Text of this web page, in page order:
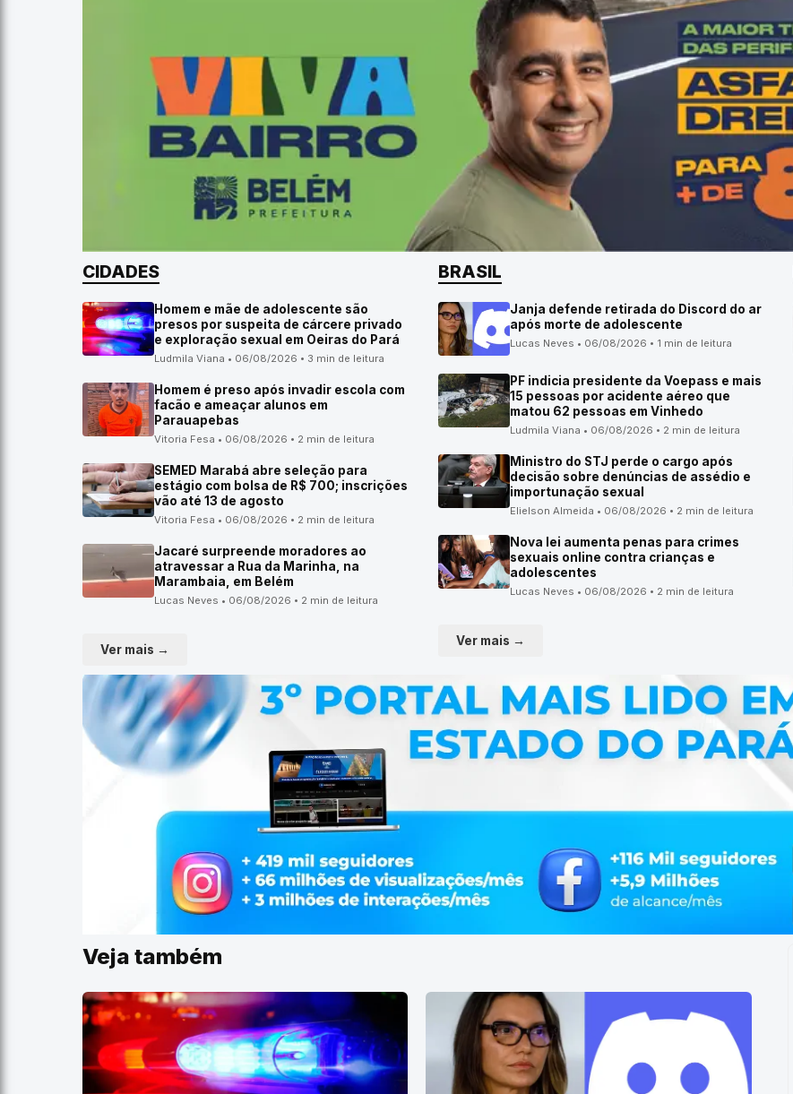
CIDADES
Homem e mãe de adolescente são
presos por suspeita de cárcere privado
e exploração sexual em Oeiras do Pará
Ludmila Viana • 06/08/2026 • 3 min de leitura
Homem é preso após invadir escola com
facão e ameaçar alunos em
Parauapebas
Vitoria Fesa • 06/08/2026 • 2 min de leitura
SEMED Marabá abre seleção para
estágio com bolsa de R$ 700; inscrições
vão até 13 de agosto
Vitoria Fesa • 06/08/2026 • 2 min de leitura
Jacaré surpreende moradores ao
atravessar a Rua da Marinha, na
Marambaia, em Belém
Lucas Neves • 06/08/2026 • 2 min de leitura
Ver mais →
BRASIL
Janja defende retirada do Discord do ar
após morte de adolescente
Lucas Neves • 06/08/2026 • 1 min de leitura
PF indicia presidente da Voepass e mais
15 pessoas por acidente aéreo que
matou 62 pessoas em Vinhedo
Ludmila Viana • 06/08/2026 • 2 min de leitura
Ministro do STJ perde o cargo após
decisão sobre denúncias de assédio e
importunação sexual
Elielson Almeida • 06/08/2026 • 2 min de leitura
Nova lei aumenta penas para crimes
sexuais online contra crianças e
adolescentes
Lucas Neves • 06/08/2026 • 2 min de leitura
Ver mais →
Veja também